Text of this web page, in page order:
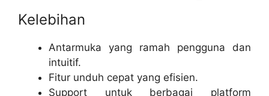
Kelebihan
Antarmuka yang ramah pengguna dan
intuitif.
Fitur unduh cepat yang efisien.
Support untuk berbagai platform